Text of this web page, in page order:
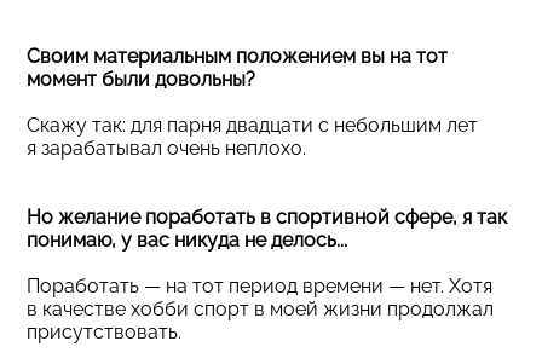
Своим материальным положением вы на тот
момент были довольны?
Скажу так: для парня двадцати с небольшим лет
я зарабатывал очень неплохо.
Но желание поработать в спортивной сфере, я так
понимаю, у вас никуда не делось...
Поработать — на тот период времени — нет. Хотя
в качестве хобби спорт в моей жизни продолжал
присутствовать.